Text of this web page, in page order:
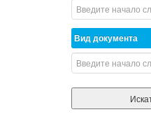
Вид документа